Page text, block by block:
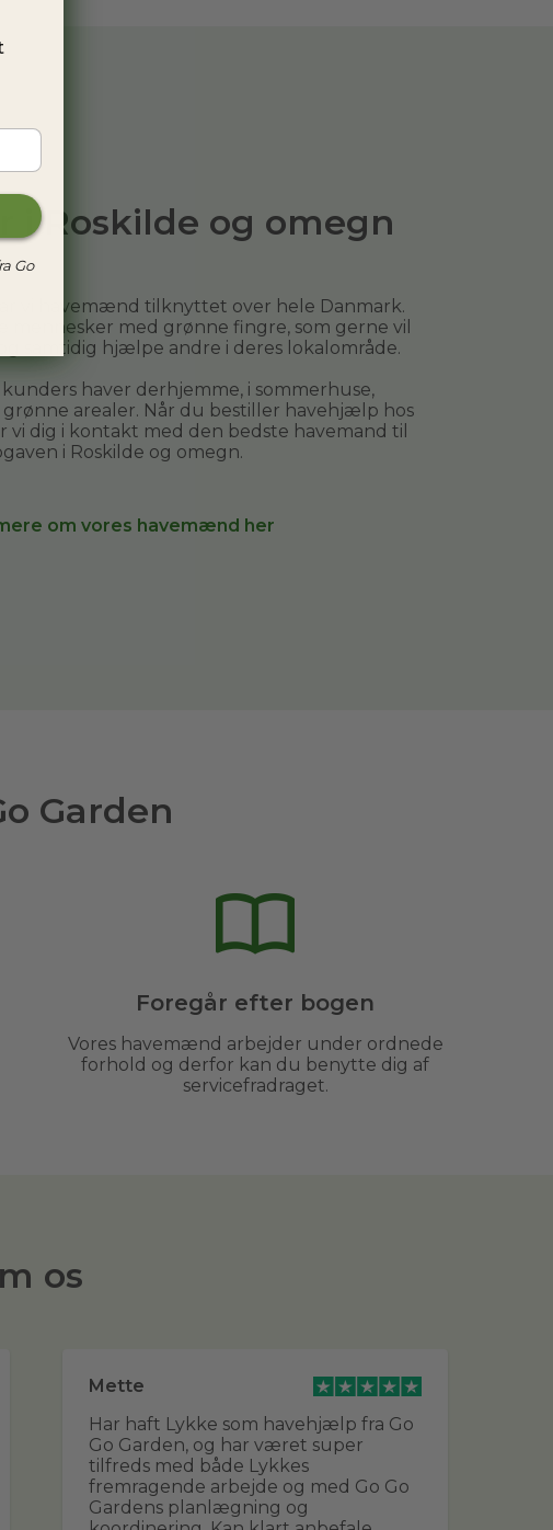
i Roskilde og omegn
vi havemænd tilknyttet over hele Danmark.
mennesker med grønne fingre, som gerne vil
samtidig hjælpe andre i deres lokalområde.
haver derhjemme, i sommerhuse,
arealer. Når du bestiller havehjælp hos
vi dig i kontakt med den bedste havemand til
i Roskilde og omegn.
om vores havemænd her
Garden
Foregår efter bogen
Vores havemænd arbejder under ordnede
forhold og derfor kan du benytte dig af
servicefradraget.
os
Mette
Har haft Lykke som havehjælp fra Go
Go Garden, og har været super
tilfreds med både Lykkes
fremragende arbejde og med Go Go
Gardens planlægning og
Go